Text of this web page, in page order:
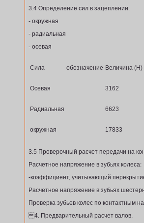
3.4 Определение сил в зацеплении.
- окружная
- радиальная
- осевая
Сила обозначение Величина (Н)
Осевая 3162
Радиальная 6623
окружная 17833
3.5 Проверочный расчет передачи на
Расчетное напряжение в зубьях колеса:
-коэффициент, учитывающий
Расчетное напряжение в зубьях
Проверка зубьев колес по контактным
4. Предварительный расчет валов.